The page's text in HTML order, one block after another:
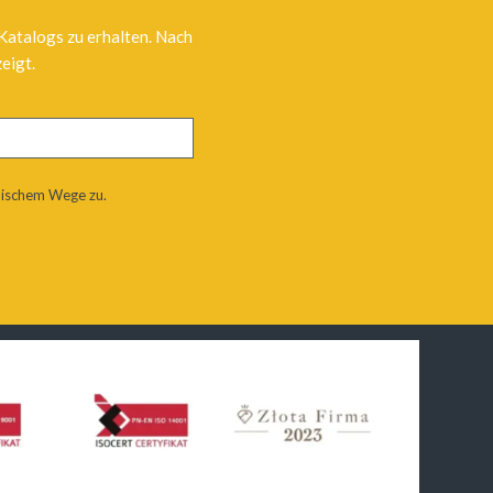
zu erhalten. Nach
Wege zu.